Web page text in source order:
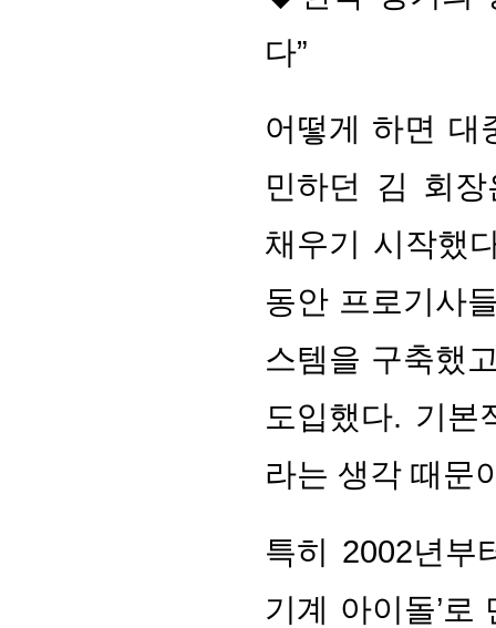
다”
어떻게 하면 대
민하던 김 회
채우기 시작했
동안 프로기사
스템을 구축했
도입했다. 기
라는 생각 때문
특히 2002년부
기계 아이돌’